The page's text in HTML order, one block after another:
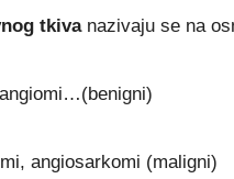
tkivanazivaju se na
angiosarkomi (maligni)